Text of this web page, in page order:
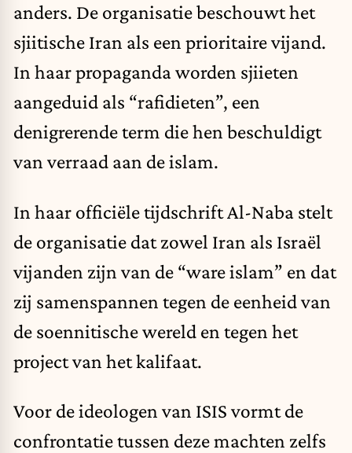
anders. De organisatie beschouwt het
sjiitische Iran als een prioritaire vijand.
In haar propaganda worden sjiieten
aangeduid als “rafidieten”, een
denigrerende term die hen beschuldigt
van verraad aan de islam.
In haar officiële tijdschrift Al-Naba stelt
de organisatie dat zowel Iran als Israël
vijanden zijn van de “ware islam” en dat
zij samenspannen tegen de eenheid van
de soennitische wereld en tegen het
project van het kalifaat.
Voor de ideologen van ISIS vormt de
confrontatie tussen deze machten zelfs